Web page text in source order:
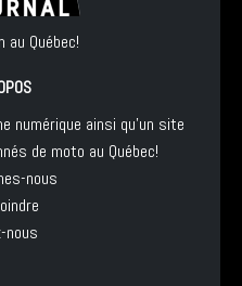
au Québec!
numérique ainsi qu'un site
de moto au Québec!
nous
nous